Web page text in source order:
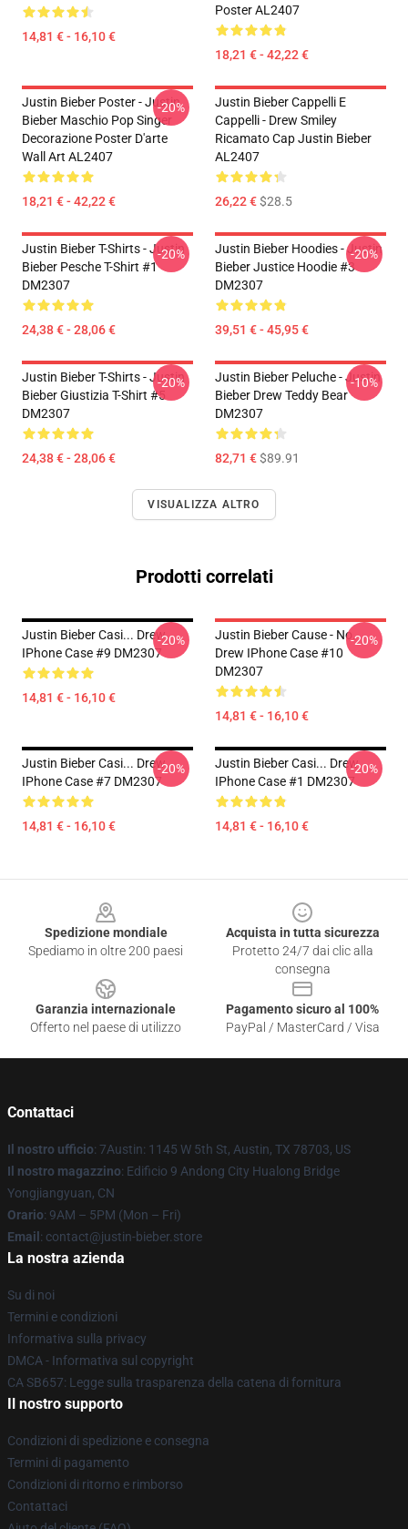
14,81 € - 16,10 €
Poster AL2407
18,21 € - 42,22 €
Justin Bieber Poster - Justin
Bieber Maschio Pop Singer
Decorazione Poster D'arte
Wall Art AL2407
18,21 € - 42,22 €
-20%
Justin Bieber Cappelli E
Cappelli - Drew Smiley
Ricamato Cap Justin Bieber
AL2407
26,22 €$28.5
Justin Bieber T-Shirts - Justin
Bieber Pesche T-Shirt #1
DM2307
24,38 € - 28,06 €
-20%
Justin Bieber Hoodies - Justin
Bieber Justice Hoodie #3
DM2307
39,51 € - 45,95 €
-20%
Justin Bieber T-Shirts - Justin
Bieber Giustizia T-Shirt #5
DM2307
24,38 € - 28,06 €
-20%
Justin Bieber Peluche - Justin
Bieber Drew Teddy Bear
DM2307
82,71 €$89.91
-10%
VISUALIZZA ALTRO
Prodotti correlati
Justin Bieber Casi... Drew
IPhone Case #9 DM2307
14,81 € - 16,10 €
-20%
Justin Bieber Cause - No.
Drew IPhone Case #10
DM2307
14,81 € - 16,10 €
-20%
Justin Bieber Casi... Drew
IPhone Case #7 DM2307
14,81 € - 16,10 €
-20%
Justin Bieber Casi... Drew
IPhone Case #1 DM2307
14,81 € - 16,10 €
-20%
Spedizione mondiale
Spediamo in oltre 200 paesi
Acquista in tutta sicurezza
Protetto 24/7 dai clic alla
consegna
Garanzia internazionale
Offerto nel paese di utilizzo
Pagamento sicuro al 100%
PayPal / MasterCard / Visa
Contattaci
Il nostro ufficio: 7Austin: 1145 W 5th St, Austin, TX 78703, US
Il nostro magazzino: Edificio 9 Andong City Hualong Bridge
Yongjiangyuan, CN
Orario: 9AM – 5PM (Mon – Fri)
Email : contact@justin-bieber.store
La nostra azienda
Su di noi
Termini e condizioni
Informativa sulla privacy
DMCA - Informativa sul copyright
CA SB657: Legge sulla trasparenza della catena di fornitura
Il nostro supporto
Condizioni di spedizione e consegna
Termini di pagamento
Condizioni di ritorno e rimborso
Contattaci